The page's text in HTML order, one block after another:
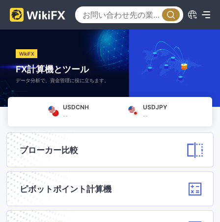
WikiFX
FX計算機とツール
データ分析で、資金管理に役に立ちます。
USDCNH
--
USDJPY
--
ブローカー比較
ピボットポイント計算機